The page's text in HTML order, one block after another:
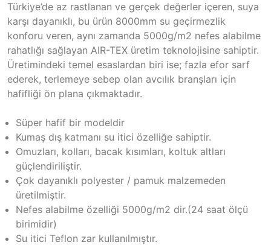
Türkiye’de az rastlanan ve gerçek değerler içeren, suya
karşı dayanıklı, bu ürün 8000mm su geçirmezlik
konforu veren, aynı zamanda 5000g/m2 nefes alabilme
rahatlığı sağlayan AIR-TEX üretim teknolojisine sahiptir.
Üretimindeki temel esaslardan biri ise; fazla efor sarf
ederek, terlemeye sebep olan avcılık branşları için
hafifliği ön plana çıkmaktadır.
Süper hafif bir modeldir
Kumaş dış katmanı su itici özelliğe sahiptir.
Omuzları, kolları, bacak kısımları, koltuk altları
güçlendiriliştir.
Çok dayanıklı polyester / pamuk malzemeden
üretilmiştir.
Nefes alabilme özelliği 5000g/m2 dir.(24 saat ölçü
birimidir)
Su itici Teflon zar kullanılmıştır.